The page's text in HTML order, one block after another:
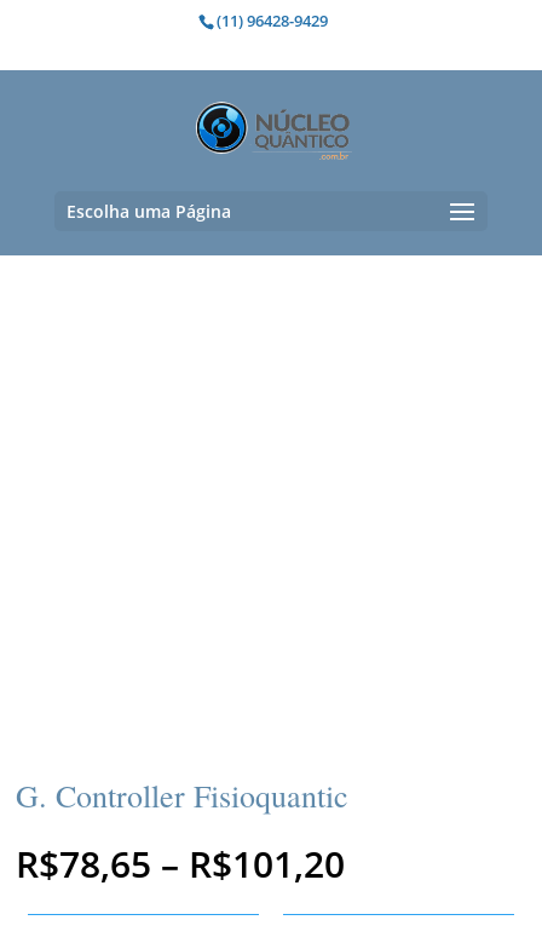
(11) 96428-9429
Escolha uma Página
G. Controller Fisioquantic
R$78,65 – R$101,20
preço: